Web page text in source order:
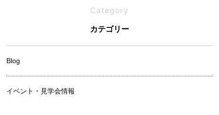
吹き抜けは寒い？メリットと後悔しないための設計ポイント
Category
カテゴリー
Blog
イベント・見学会情報